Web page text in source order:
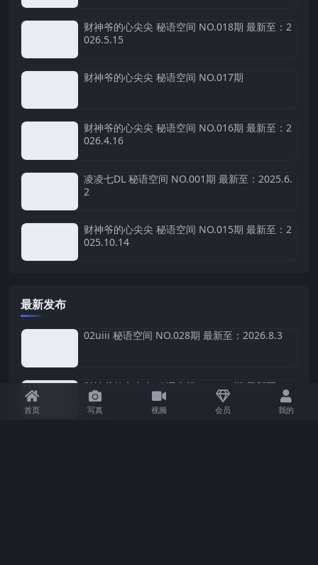
财神爷的心尖尖 秘语空间 NO.018期 最新至：2
026.5.15
财神爷的心尖尖 秘语空间 NO.017期
财神爷的心尖尖 秘语空间 NO.016期 最新至：2
026.4.16
凌凌七DL 秘语空间 NO.001期 最新至：2025.6.
2
财神爷的心尖尖 秘语空间 NO.015期 最新至：2
025.10.14
最新发布
02uiii 秘语空间 NO.028期 最新至：2026.8.3
财神爷的心尖尖 秘语空间 NO.018期 最新至：2
026.5.15
首页 写真 视频 会员 我的